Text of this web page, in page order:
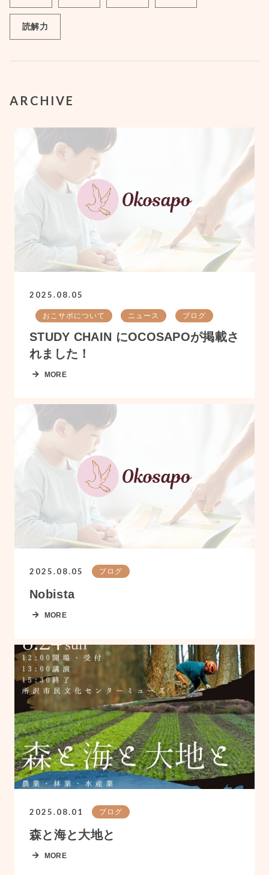
読解力
ARCHIVE
2025.08.05
おこサポについて ニュース ブログ
STUDY CHAIN にOCOSAPOが掲載さ
れました！
MORE
2025.08.05 ブログ
Nobista
MORE
2025.08.01 ブログ
森と海と大地と
MORE